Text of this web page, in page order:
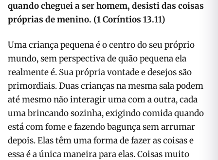
quando cheguei a ser homem, desisti das coisas
próprias de menino. (1 Coríntios 13.11)
Uma criança pequena é o centro do seu próprio
mundo, sem perspectiva de quão pequena ela
realmente é. Sua própria vontade e desejos são
primordiais. Duas crianças na mesma sala podem
até mesmo não interagir uma com a outra, cada
uma brincando sozinha, exigindo comida quando
está com fome e fazendo bagunça sem arrumar
depois. Elas têm uma forma de fazer as coisas e
essa é a única maneira para elas. Coisas muito